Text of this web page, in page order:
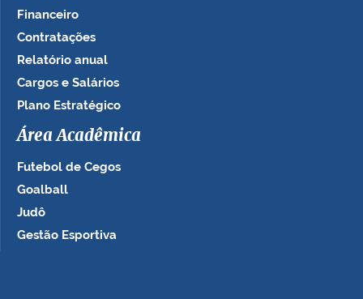
Financeiro
Contratações
Relatório anual
Cargos e Salários
Plano Estratégico
Área Acadêmica
Futebol de Cegos
Goalball
Judô
Gestão Esportiva